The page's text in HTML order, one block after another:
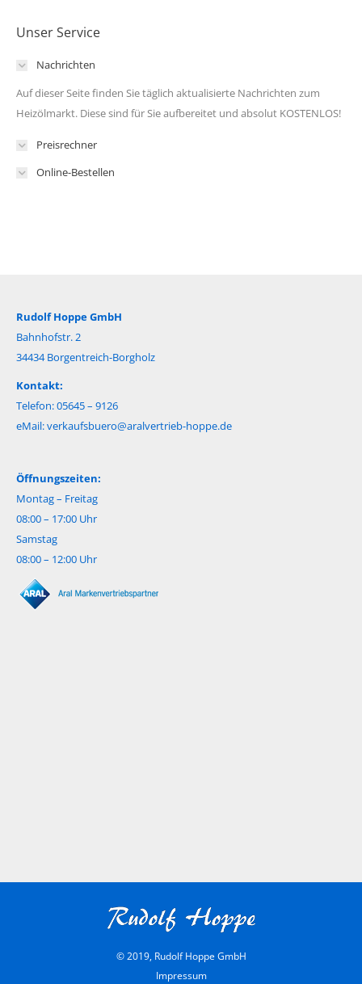
Unser Service
Nachrichten
Auf dieser Seite finden Sie täglich aktualisierte Nachrichten zum
Heizölmarkt. Diese sind für Sie aufbereitet und absolut KOSTENLOS!
Preisrechner
Online-Bestellen
Rudolf Hoppe GmbH
Bahnhofstr. 2
34434 Borgentreich-Borgholz
Kontakt:
Telefon: 05645 – 9126
eMail:verkaufsbuero@aralvertrieb-hoppe.de
Öffnungszeiten:
Montag – Freitag
08:00 – 17:00 Uhr
Samstag
08:00 – 12:00 Uhr
© 2019, Rudolf Hoppe GmbH
Impressum